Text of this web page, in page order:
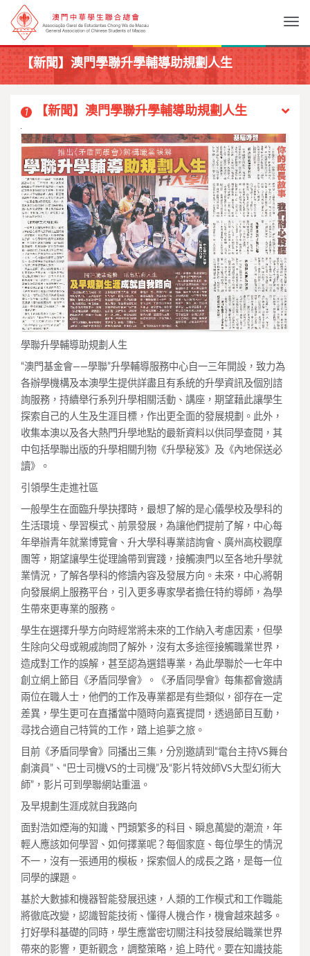
【新聞】澳門學聯升學輔導助規劃人生
1 【新聞】澳門學聯升學輔導助規劃人生
學聯升學輔導助規劃人生
“澳門基金會——學聯”升學輔導服務中心自一三年開設，致力為
各辦學機構及本澳學生提供詳盡且有系統的升學資訊及個別諮
詢服務，持續舉行系列升學相關活動、講座，期望藉此讓學生
探索自己的人生及生涯目標，作出更全面的發展規劃。此外，
收集本澳以及各大熱門升學地點的最新資料以供同學查閱，其
中包括學聯出版的升學相關刋物《升學秘笈》及《內地保送必
讀》。
引領學生走進社區
一般學生在面臨升學抉擇時，最想了解的是心儀學校及學科的
生活環境、學習模式、前景發展，為讓他們提前了解，中心每
年舉辦青年就業博覽會、升大學科專業諮詢會、廣州高校觀摩
團等，期望讓學生從理論帶到實踐，接觸澳門以至各地升學就
業情況，了解各學科的修讀內容及發展方向。未來，中心將朝
向發展網上服務平台，引入更多專家學者擔任特約導師，為學
生帶來更專業的服務。
學生在選擇升學方向時經常將未來的工作納入考慮因素，但學
生除向父母或親戚詢問了解外，沒有太多途徑接觸職業世界，
造成對工作的誤解，甚至認為選錯專業，為此學聯於一七年中
創立網上節目《矛盾同學會》。《矛盾同學會》每集都會邀請
兩位在職人士，他們的工作及專業都是有些類似，卻存在一定
差異，學生更可在直播當中隨時向嘉賓提問，透過節目互動，
尋找合適自己特質的工作，踏上追夢之旅。
目前《矛盾同學會》同播出三集，分別邀請到“電台主持VS舞台
劇演員”、“巴士司機VS的士司機”及“影片特效師VS大型幻術大
師”，影片可到學聯網站重溫。
及早規劃生涯成就自我路向
面對浩如煙海的知識、門類繁多的科目、瞬息萬變的潮流，年
輕人應該如何學習、如何擇業呢？每個家庭、每位學生的情況
不一，沒有一張通用的模板，探索個人的成長之路，是每一位
同學的課題。
基於大數據和機器智能發展迅速，人類的工作模式和工作職能
將徹底改變，認識智能技術、懂得人機合作，機會越來越多。
打好學科基礎的同時，學生應當密切關注科技發展給職業世界
帶來的影響，更新觀念，調整策略，追上時代。要在知識技能